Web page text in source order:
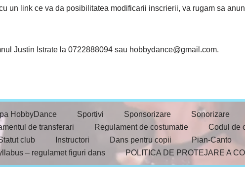
un link ce va da posibilitatea modificarii inscrierii, va rugam sa
Justin Istrate la 0722888094 sau hobbydance@gmail.com.
HobbyDance Sportivi Sponsorizare Sonorizare
de transferari Regulament de costumatie
Codul de
club Instructori Dans pentru copii Pian-Canto
– regulamet figuri dans POLITICA DE PROTEJARE A